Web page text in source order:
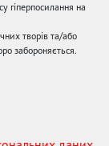
гіперпосилання на
творів та/або
забороняється.